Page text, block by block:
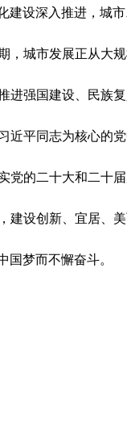
建设深入推进，城
，城市发展正从大
进强国建设、民族
近平同志为核心的
党的二十大和二十
建设创新、宜居、
国梦而不懈奋斗。